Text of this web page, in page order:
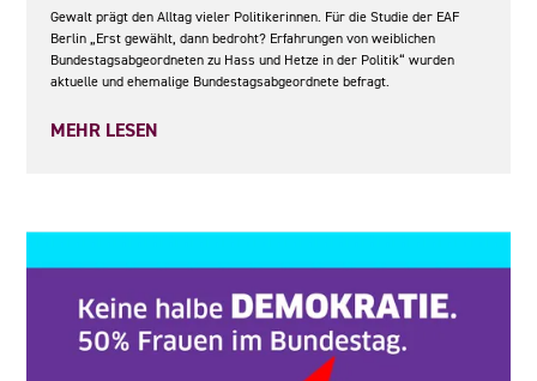
Gewalt prägt den Alltag vieler Politikerinnen. Für die Studie der EAF
Berlin „Erst gewählt, dann bedroht? Erfahrungen von weiblichen
Bundestagsabgeordneten zu Hass und Hetze in der Politik“ wurden
aktuelle und ehemalige Bundestagsabgeordnete befragt.
MEHR LESEN